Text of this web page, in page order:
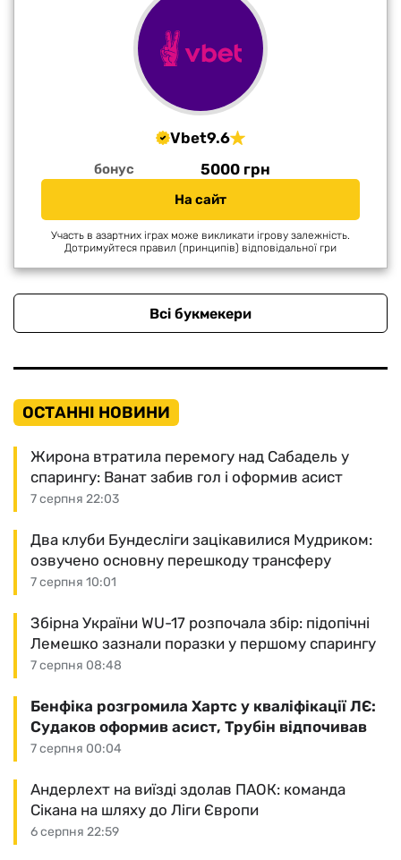
Vbet9.6
бонус 5000 грн
На сайт
Участь в азартних іграх може викликати ігрову залежність.
Дотримуйтеся правил (принципів) відповідальної гри
Всі букмекери
ОСТАННІ НОВИНИ
7 серпня 22:03
Жирона втратила перемогу над Сабадель у
спарингу: Ванат забив гол і оформив асист
7 серпня 10:01
Два клуби Бундесліги зацікавилися Мудриком:
озвучено основну перешкоду трансферу
7 серпня 08:48
Збірна України WU-17 розпочала збір: підопічні
Лемешко зазнали поразки у першому спарингу
7 серпня 00:04
Бенфіка розгромила Хартс у кваліфікації ЛЄ:
Судаков оформив асист, Трубін відпочивав
6 серпня 22:59
Андерлехт на виїзді здолав ПАОК: команда
Сікана на шляху до Ліги Європи